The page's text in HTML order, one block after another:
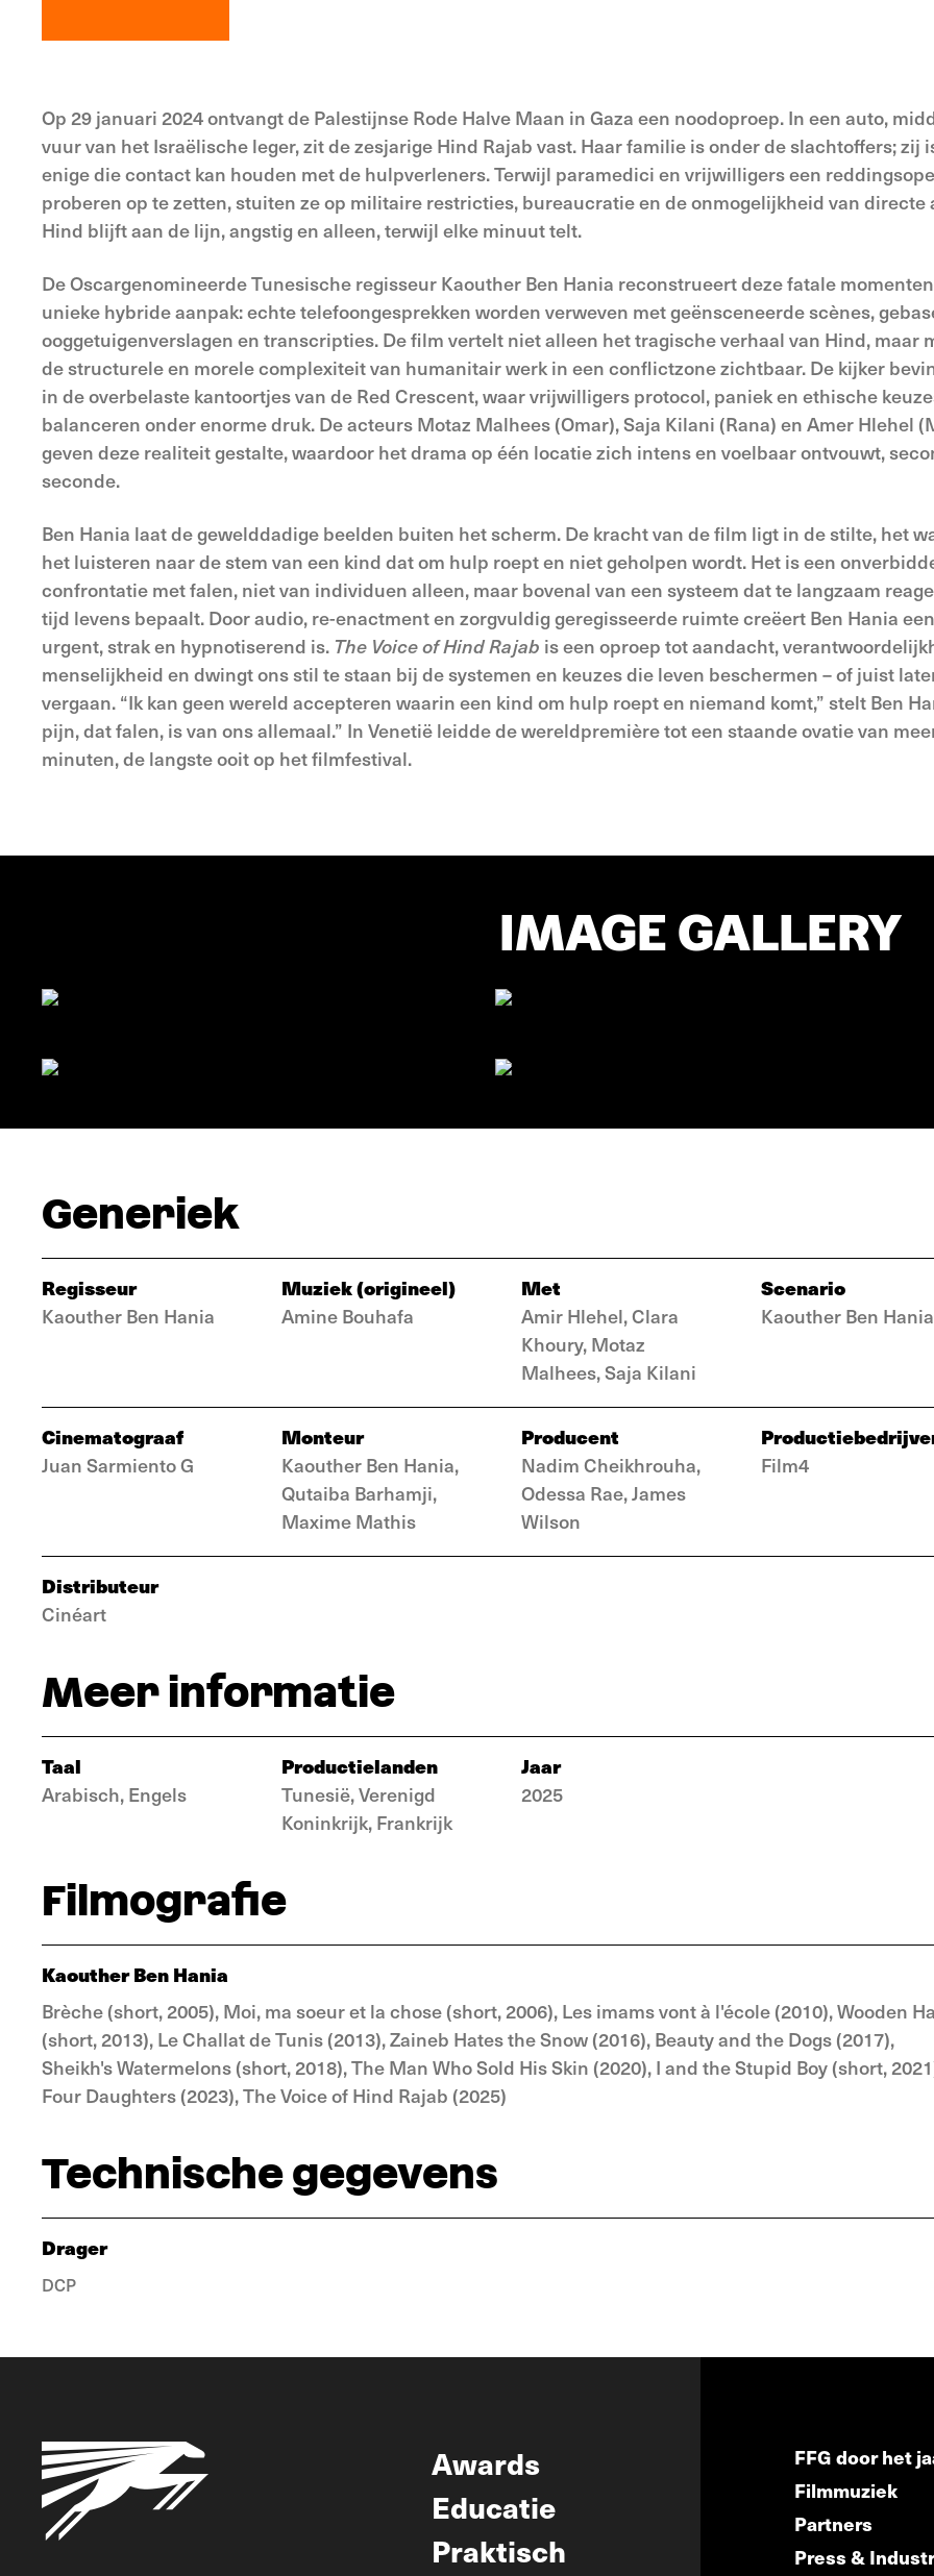
Op 29 januari 2024 ontvangt de Palestijnse Rode Halve Maan in Gaza een noodoproep. In een auto,
vuur van het Israëlische leger, zit de zesjarige Hind Rajab vast. Haar familie is onder de slachtoffers; zij
enige die contact kan houden met de hulpverleners. Terwijl paramedici en vrijwilligers een
proberen op te zetten, stuiten ze op militaire restricties, bureaucratie en de onmogelijkheid van directe
Hind blijft aan de lijn, angstig en alleen, terwijl elke minuut telt.
De Oscargenomineerde Tunesische regisseur Kaouther Ben Hania reconstrueert deze fatale
unieke hybride aanpak: echte telefoongesprekken worden verweven met geënsceneerde scènes,
ooggetuigenverslagen en transcripties. De film vertelt niet alleen het tragische verhaal van Hind, maar
de structurele en morele complexiteit van humanitair werk in een conflictzone zichtbaar. De kijker
in de overbelaste kantoortjes van de Red Crescent, waar vrijwilligers protocol, paniek en ethische
balanceren onder enorme druk. De acteurs Motaz Malhees (Omar), Saja Kilani (Rana) en Amer Hlehel
geven deze realiteit gestalte, waardoor het drama op één locatie zich intens en voelbaar ontvouwt,
seconde.
Ben Hania laat de gewelddadige beelden buiten het scherm. De kracht van de film ligt in de stilte, het
het luisteren naar de stem van een kind dat om hulp roept en niet geholpen wordt. Het is een
confrontatie met falen, niet van individuen alleen, maar bovenal van een systeem dat te langzaam
tijd levens bepaalt. Door audio, re-enactment en zorgvuldig geregisseerde ruimte creëert Ben Hania
urgent, strak en hypnotiserend is. The Voice of Hind Rajab is een oproep tot aandacht,
menselijkheid en dwingt ons stil te staan bij de systemen en keuzes die leven beschermen – of juist
vergaan. “Ik kan geen wereld accepteren waarin een kind om hulp roept en niemand komt,” stelt Ben
pijn, dat falen, is van ons allemaal.” In Venetië leidde de wereldpremière tot een staande ovatie van
minuten, de langste ooit op het filmfestival.
IMAGE GALLERY
Generiek
Regisseur
Kaouther Ben Hania
Muziek (origineel)
Amine Bouhafa
Met
Amir Hlehel, Clara
Khoury, Motaz
Malhees, Saja Kilani
Scenario
Kaouther Ben Hania
Cinematograaf
Juan Sarmiento G
Monteur
Kaouther Ben Hania,
Qutaiba Barhamji,
Maxime Mathis
Producent
Nadim Cheikhrouha,
Odessa Rae, James
Wilson
Film4
Distributeur
Cinéart
Meer informatie
Taal
Arabisch, Engels
Productielanden
Tunesië, Verenigd
Koninkrijk, Frankrijk
Jaar
2025
Filmografie
Kaouther Ben Hania
Brèche (short, 2005), Moi, ma soeur et la chose (short, 2006), Les imams vont à l'école (2010), Wooden
(short, 2013), Le Challat de Tunis (2013), Zaineb Hates the Snow (2016), Beauty and the Dogs (2017),
Sheikh's Watermelons (short, 2018), The Man Who Sold His Skin (2020), I and the Stupid Boy (short,
Four Daughters (2023), The Voice of Hind Rajab (2025)
Technische gegevens
Drager
DCP
Awards
Educatie
Praktisch
FFG door het
Filmmuziek
Partners
Press &